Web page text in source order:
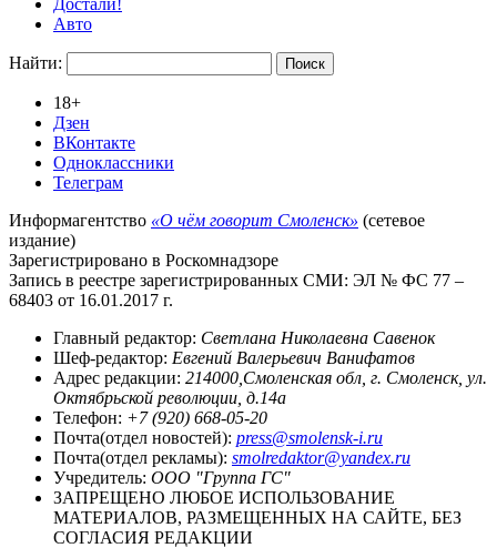
Достали!
Авто
Найти:
18+
Дзен
ВКонтакте
Одноклассники
Телеграм
Информагентство «О чём говорит Смоленск» (сетевое
издание)
Зарегистрировано в Роскомнадзоре
Запись в реестре зарегистрированных СМИ: ЭЛ № ФС 77 –
68403 от 16.01.2017 г.
Главный редактор: Светлана Николаевна Савенок
Шеф-редактор: Евгений Валерьевич Ванифатов
Адрес редакции: 214000,Смоленская обл, г. Смоленск, ул.
Октябрьской революции, д.14а
Телефон: +7 (920) 668-05-20
Почта(отдел новостей): press@smolensk-i.ru
Почта(отдел рекламы): smolredaktor@yandex.ru
Учредитель: ООО "Группа ГС"
ЗАПРЕЩЕНО ЛЮБОЕ ИСПОЛЬЗОВАНИЕ
МАТЕРИАЛОВ, РАЗМЕЩЕННЫХ НА САЙТЕ, БЕЗ
СОГЛАСИЯ РЕДАКЦИИ